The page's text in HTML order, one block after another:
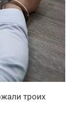
троих